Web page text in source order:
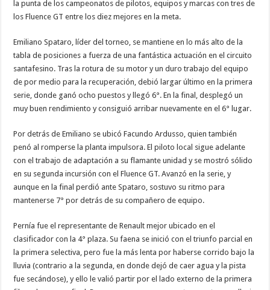
la punta de los campeonatos de pilotos, equipos y marcas con tres de
los Fluence GT entre los diez mejores en la meta.
Emiliano Spataro, líder del torneo, se mantiene en lo más alto de la
tabla de posiciones a fuerza de una fantástica actuación en el circuito
santafesino. Tras la rotura de su motor y un duro trabajo del equipo
de por medio para la recuperación, debió largar último en la primera
serie, donde ganó ocho puestos y llegó 6°. En la final, desplegó un
muy buen rendimiento y consiguió arribar nuevamente en el 6° lugar.
Por detrás de Emiliano se ubicó Facundo Ardusso, quien también
penó al romperse la planta impulsora. El piloto local sigue adelante
con el trabajo de adaptación a su flamante unidad y se mostró sólido
en su segunda incursión con el Fluence GT. Avanzó en la serie, y
aunque en la final perdió ante Spataro, sostuvo su ritmo para
mantenerse 7° por detrás de su compañero de equipo.
Pernía fue el representante de Renault mejor ubicado en el
clasificador con la 4° plaza. Su faena se inició con el triunfo parcial en
la primera selectiva, pero fue la más lenta por haberse corrido bajo la
lluvia (contrario a la segunda, en donde dejó de caer agua y la pista
fue secándose), y ello le valió partir por el lado externo de la primera